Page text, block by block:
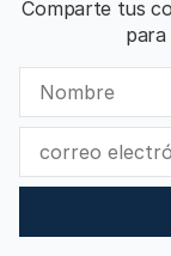
Comparte tus